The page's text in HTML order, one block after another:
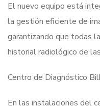
El nuevo equipo está
la gestión eficiente de
garantizando que todas
historial radiológico de
Centro de Diagnóstico
En las instalaciones del